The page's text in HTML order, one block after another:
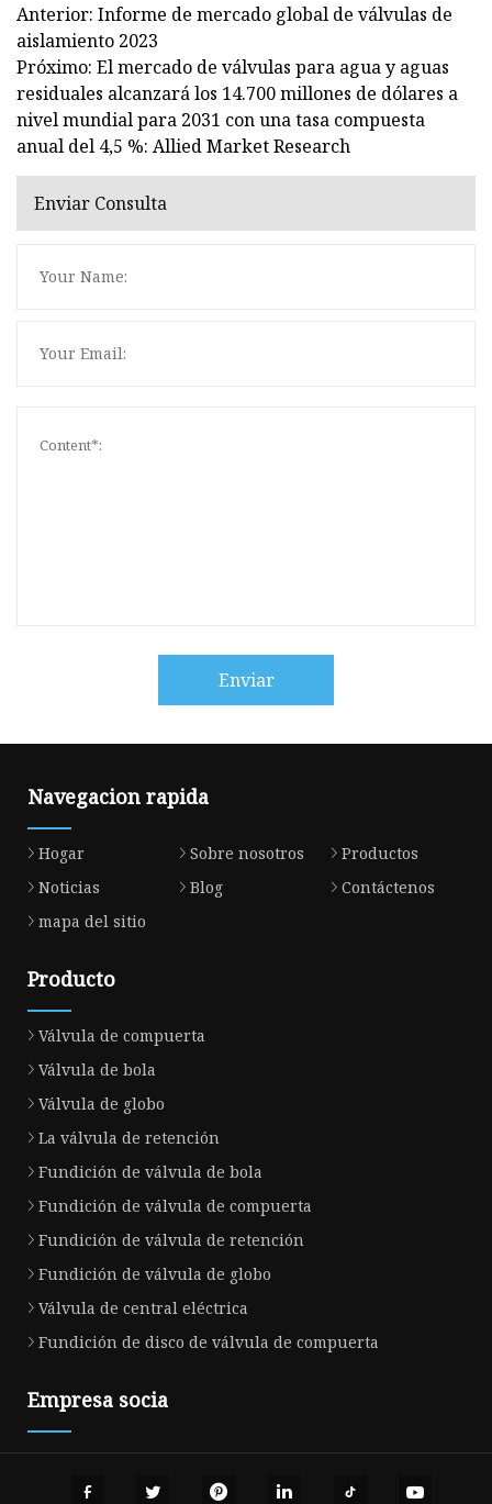
Anterior: Informe de mercado global de válvulas de
aislamiento 2023
Próximo: El mercado de válvulas para agua y aguas
residuales alcanzará los 14.700 millones de dólares a
nivel mundial para 2031 con una tasa compuesta
anual del 4,5 %: Allied Market Research
Enviar Consulta
Enviar
Navegacion rapida
Hogar Sobre nosotros
Productos
Noticias
Blog
Contáctenos
mapa del sitio
Producto
Válvula de compuerta
Válvula de bola
Válvula de globo
La válvula de retención
Fundición de válvula de bola
Fundición de válvula de compuerta
Fundición de válvula de retención
Fundición de válvula de globo
Válvula de central eléctrica
Fundición de disco de válvula de compuerta
Empresa socia